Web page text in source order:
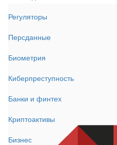
Регуляторы
Персданные
Биометрия
Киберпреступность
Банки и финтех
Криптоактивы
Бизнес